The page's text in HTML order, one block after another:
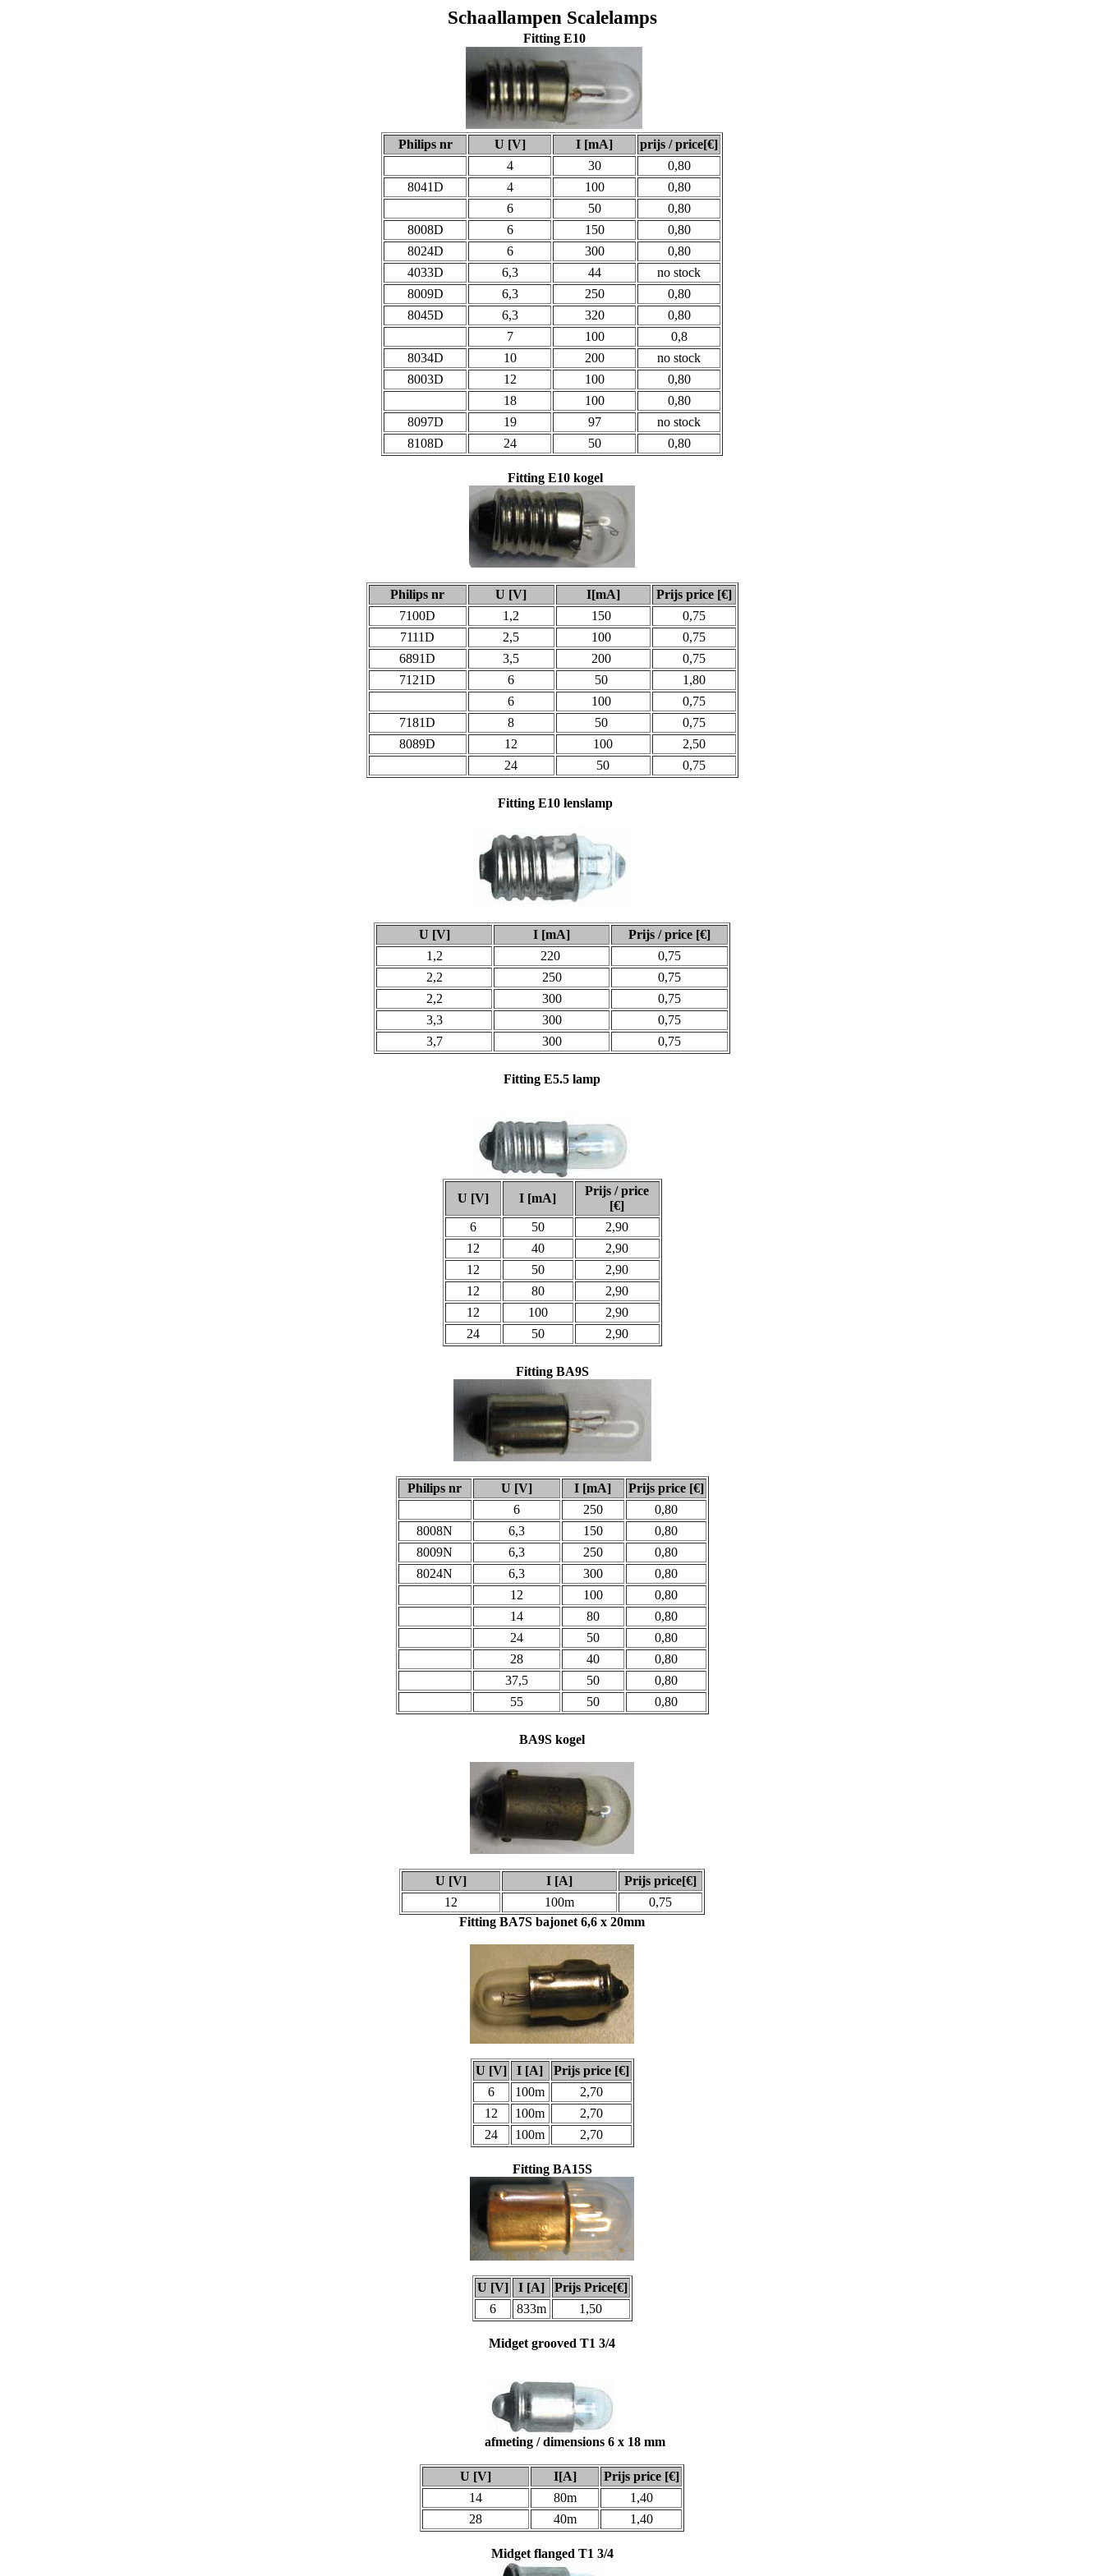
Schaallampen Scalelamps
Fitting E10
Philips nr U [V] I [mA]
prijs / price[€]
4
30
0,80
8041D
4 100
0,80
6
50
0,80
8008D
6 150
0,80
8024D
6 300
0,80
4033D
6,3 44
no stock
8009D
6,3 250
0,80
8045D
6,3 320
0,80
7
100
0,8
8034D
10 200
no stock
8003D
12 100
0,80
18
100
0,80
8097D
19 97
no stock
8108D
24 50 0,80
Fitting E10 kogel
Philips nr U [V] I[mA]
Prijs price [€]
7100D
1,2 150
0,75
7111D
2,5 100
0,75
6891D
3,5 200
0,75
7121D
6 50
1,80
6
100
0,75
7181D
8 50
0,75
8089D
12 100
2,50
24
50 0,75
Fitting E10 lenslamp
U [V] I [mA]
Prijs / price [€]
1,2
220
0,75
2,2
250
0,75
2,2
300
0,75
3,3
300
0,75
3,7
300 0,75
Fitting E5.5 lamp
U [V] I [mA]
Prijs / price
[€]
6
50
2,90
12
40
2,90
12
50
2,90
12
80
2,90
12
100
2,90
24
50 2,90
Fitting BA9S
Philips nr U [V] I [mA]
Prijs price [€]
6
250
0,80
8008N
6,3 150
0,80
8009N
6,3 250
0,80
8024N
6,3 300
0,80
12
100
0,80
14
80
0,80
24
50
0,80
28
40
0,80
37,5
50
0,80
55
50 0,80
BA9S kogel
U [V] I [A]
Prijs price[€]
12
100m
0,75
Fitting BA7S bajonet 6,6 x 20mm
U [V] I [A]
Prijs price [€]
6
100m
2,70
12
100m
2,70
24
100m 2,70
Fitting BA15S
U [V] I [A]
Prijs Price[€]
6
833m 1,50
Midget grooved T1 3/4
afmeting / dimensions 6 x 18 mm
U [V] I[A]
Prijs price [€]
14
80m
1,40
28
40m 1,40
Midget flanged T1 3/4